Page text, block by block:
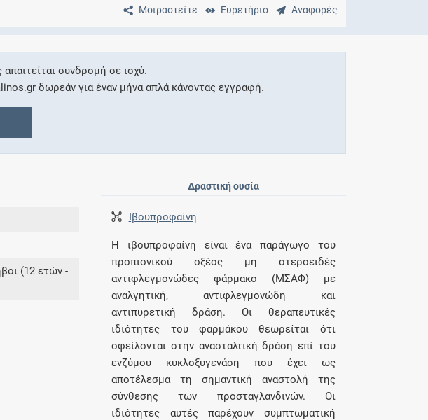
Μοιραστείτε Ευρετήριο Αναφορές
συνδρομή σε ισχύ.
δωρεάν για έναν μήνα απλά κάνοντας εγγραφή.
(12 ετών -
Δραστική ουσία
Ιβουπροφαίνη
Η ιβουπροφαίνη είναι ένα παράγωγο του
προπιονικού οξέος μη στεροειδές
αντιφλεγμονώδες φάρμακο (ΜΣΑΦ) με
αναλγητική, αντιφλεγμονώδη και
αντιπυρετική δράση. Οι θεραπευτικές
ιδιότητες του φαρμάκου θεωρείται ότι
οφείλονται στην ανασταλτική δράση επί του
ενζύμου κυκλοξυγενάση που έχει ως
αποτέλεσμα τη σημαντική αναστολή της
σύνθεσης των προσταγλανδινών. Οι
ιδιότητες αυτές παρέχουν συμπτωματική